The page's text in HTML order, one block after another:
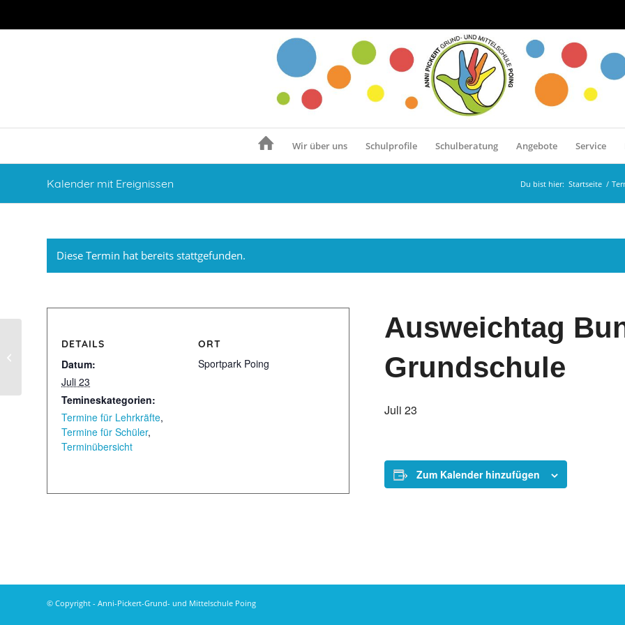
Wir über uns Schulprofile Schulberatung Angebote Service
Kalender mit Ereignissen Du bist hier: Startseite /
Diese Termin hat bereits stattgefunden.
Ausweichtag
Grundschule
Juli 23
Zum Kalender hinzufügen
DETAILS
Datum:
Juli 23
Temineskategorien:
Termine für Lehrkräfte,
Termine für Schüler,
Terminübersicht
ORT
Sportpark Poing
© Copyright - Anni-Pickert-Grund- und Mittelschule Poing